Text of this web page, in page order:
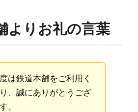
よりお礼の言葉
は鉄道本舗をご利用く
、誠にありがとうござ
。